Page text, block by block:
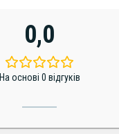
0,0
На основі 0 відгуків